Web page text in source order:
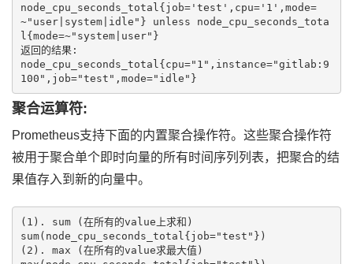
node_cpu_seconds_total{job='test',cpu='1',mode=
~"user|system|idle"} unless node_cpu_seconds_tota
l{mode=~"system|user"}
返回的结果:
node_cpu_seconds_total{cpu="1",instance="gitlab:9
100",job="test",mode="idle"}
聚合运算符:
Prometheus支持下面的内置聚合操作符。这些聚合操作符
被用于聚合单个即时向量的所有时间序列列表，把聚合的结
果值存入到新的向量中。
(1). sum (在所有的value上求和)
sum(node_cpu_seconds_total{job="test"})
(2). max (在所有的value求最大值)